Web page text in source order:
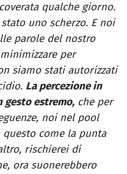
qualche giorno.
uno scherzo. E noi
parole del nostro
per
siamo stati autorizzati
La percezione in
gesto estremo, che per
noi nel pool
come la punta
rischierei di
ora suonerebbero